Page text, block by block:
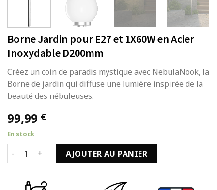
Borne Jardin pour E27 et 1X60W en Acier
Inoxydable D200mm
Créez un coin de paradis mystique avec NebulaNook, la
Borne de jardin qui diffuse une lumière inspirée de la
beauté des nébuleuses.
99,99 €
En stock
quantité de Borne Jardin pour E27 et 1X60W en Acier
AJOUTER AU PANIER